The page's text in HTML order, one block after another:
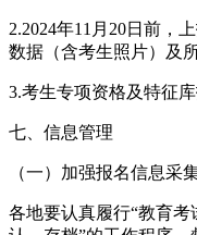
2.2024年11月20日前，
数据（含考生照片）及
3.考生专项资格及特征
七、信息管理
（一）加强报名信息采
各地要认真履行“教育